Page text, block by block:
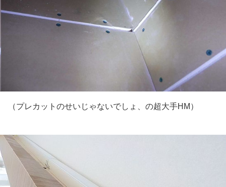
（プレカットのせいじゃないでしょ、の超大手HM）